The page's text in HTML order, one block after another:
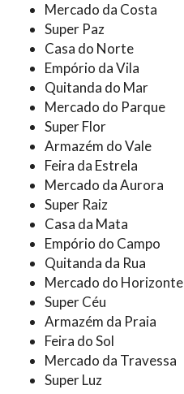
Mercado da Costa
Super Paz
Casa do Norte
Empório da Vila
Quitanda do Mar
Mercado do Parque
Super Flor
Armazém do Vale
Feira da Estrela
Mercado da Aurora
Super Raiz
Casa da Mata
Empório do Campo
Quitanda da Rua
Mercado do Horizonte
Super Céu
Armazém da Praia
Feira do Sol
Mercado da Travessa
Super Luz